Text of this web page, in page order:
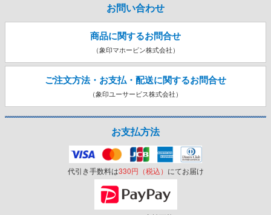
お問い合わせ
商品に関するお問合せ
（象印マホービン株式会社）
ご注文方法・お支払・配送に関するお問合せ
（象印ユーサービス株式会社）
お支払方法
代引き手数料は330円（税込） にてお届け